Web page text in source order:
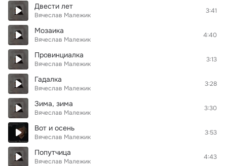
Двести лет
Вячеслав Малежик
3:41
Мозаика
Вячеслав Малежик
4:40
Провинциалка
Вячеслав Малежик
3:13
Гадалка
Вячеслав Малежик
3:28
Зима, зима
Вячеслав Малежик
3:30
Вот и осень
Вячеслав Малежик
3:53
Попутчица
Вячеслав Малежик
4:43